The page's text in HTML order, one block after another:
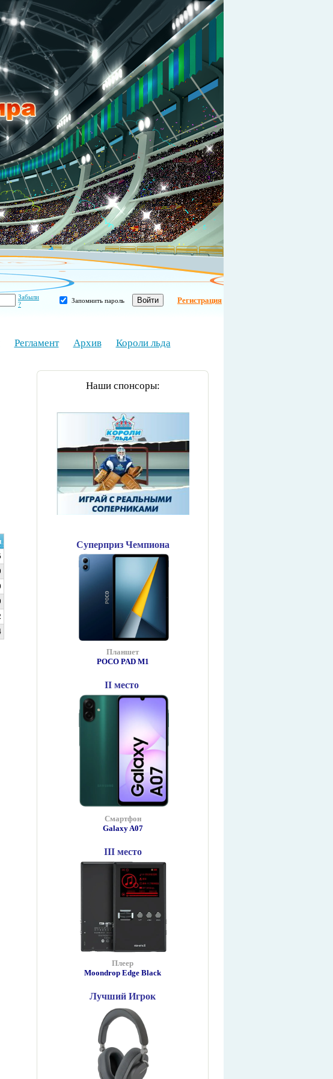
Забыли
?
Запомнить пароль Регистрация
Регламент Архив Короли льда
Наши спонсоры:
Суперприз Чемпиона
Планшет
POCO PAD М1
II место
Смартфон
Galaxy A07
III место
Плеер
Moondrop Edge Black
Лучший Игрок